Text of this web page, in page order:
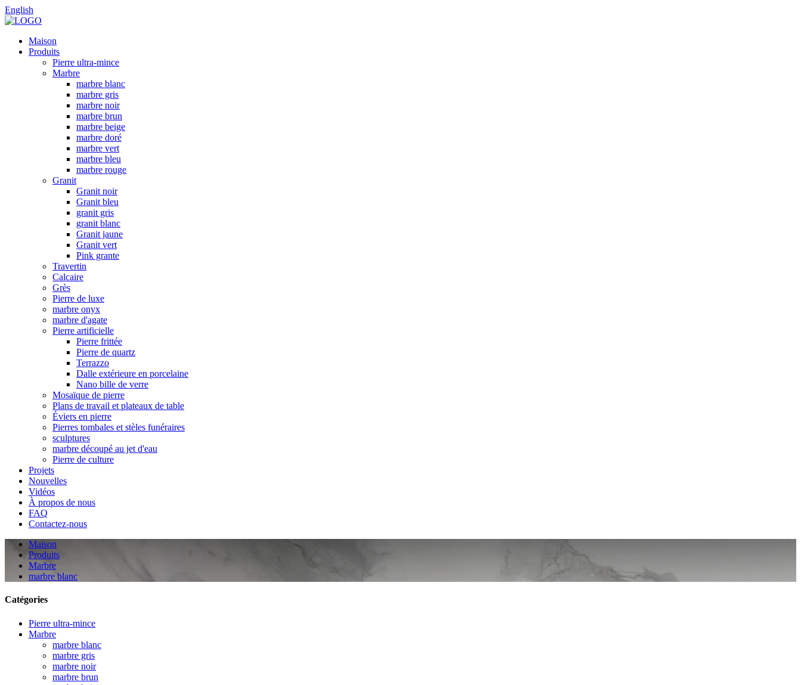
English
Maison
Produits
Pierre ultra-mince
Marbre
marbre blanc
marbre gris
marbre noir
marbre brun
marbre beige
marbre doré
marbre vert
marbre bleu
marbre rouge
Granit
Granit noir
Granit bleu
granit gris
granit blanc
Granit jaune
Granit vert
Pink grante
Travertin
Calcaire
Grès
Pierre de luxe
marbre onyx
marbre d'agate
Pierre artificielle
Pierre frittée
Pierre de quartz
Terrazzo
Dalle extérieure en porcelaine
Nano bille de verre
Mosaïque de pierre
Plans de travail et plateaux de table
Éviers en pierre
Pierres tombales et stèles funéraires
sculptures
marbre découpé au jet d'eau
Pierre de culture
Projets
Nouvelles
Vidéos
À propos de nous
FAQ
Contactez-nous
Maison
Produits
Marbre
marbre blanc
Catégories
Pierre ultra-mince
Marbre
marbre blanc
marbre gris
marbre noir
marbre brun